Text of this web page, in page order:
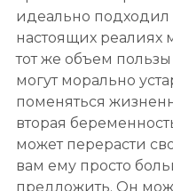
идеально подходил
настоящих реалиях
тот же объем
могут морально
поменяться
вторая
может перерасти
вам ему просто
предложить. Он